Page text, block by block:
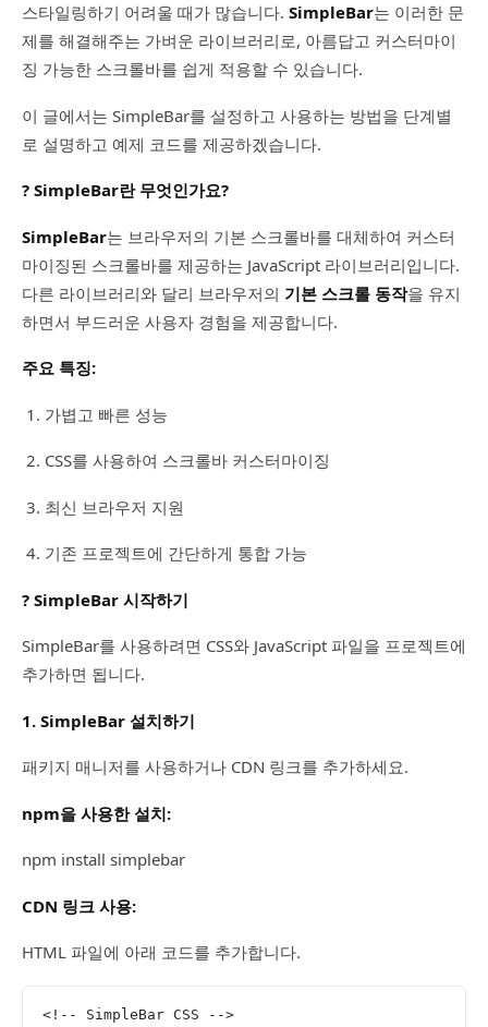
스타일링하기 어려울 때가 많습니다. SimpleBar는 이러한 문
제를 해결해주는 가벼운 라이브러리로, 아름답고 커스터마이
징 가능한 스크롤바를 쉽게 적용할 수 있습니다.
이 글에서는 SimpleBar를 설정하고 사용하는 방법을 단계별
로 설명하고 예제 코드를 제공하겠습니다.
? SimpleBar란 무엇인가요?
SimpleBar는 브라우저의 기본 스크롤바를 대체하여 커스터
마이징된 스크롤바를 제공하는 JavaScript 라이브러리입니다.
다른 라이브러리와 달리 브라우저의 기본 스크롤 동작을 유지
하면서 부드러운 사용자 경험을 제공합니다.
주요 특징:
가볍고 빠른 성능
CSS를 사용하여 스크롤바 커스터마이징
최신 브라우저 지원
기존 프로젝트에 간단하게 통합 가능
? SimpleBar 시작하기
SimpleBar를 사용하려면 CSS와 JavaScript 파일을 프로젝트에
추가하면 됩니다.
1. SimpleBar 설치하기
패키지 매니저를 사용하거나 CDN 링크를 추가하세요.
npm을 사용한 설치:
npm install simplebar
CDN 링크 사용:
HTML 파일에 아래 코드를 추가합니다.
<!-- SimpleBar CSS -->